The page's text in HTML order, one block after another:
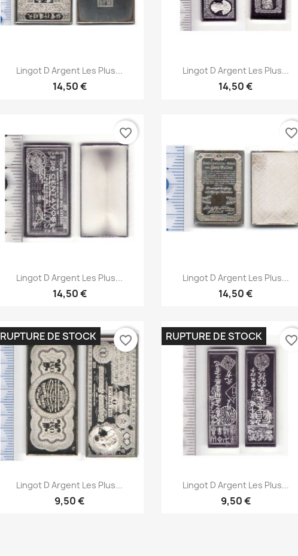
Aperçu rapide
Lingot D Argent Les Plus...
14,50 €
Aperçu rapide
Lingot D Argent Les Plus...
14,50 €
Aperçu rapide
Lingot D Argent Les Plus...
14,50 €
favorite_border
Aperçu rapide
Lingot D Argent Les Plus...
14,50 €
favorite_border
Aperçu rapide
Lingot D Argent Les Plus...
9,50 €
RUPTURE DE STOCK favorite_border
Aperçu rapide
Lingot D Argent Les Plus...
9,50 €
RUPTURE DE STOCK favorite_border